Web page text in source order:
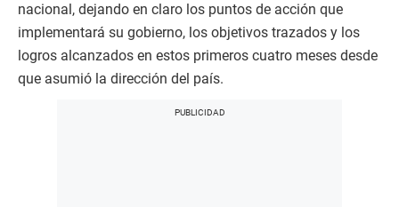
nacional, dejando en claro los puntos de acción que
implementará su gobierno, los objetivos trazados y los
logros alcanzados en estos primeros cuatro meses desde
que asumió la dirección del país.